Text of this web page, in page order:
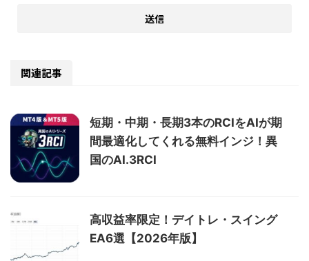
関連記事
短期・中期・長期3本のRCIをAIが期
間最適化してくれる無料インジ！異
国のAI.3RCI
高収益率限定！デイトレ・スイング
EA6選【2026年版】